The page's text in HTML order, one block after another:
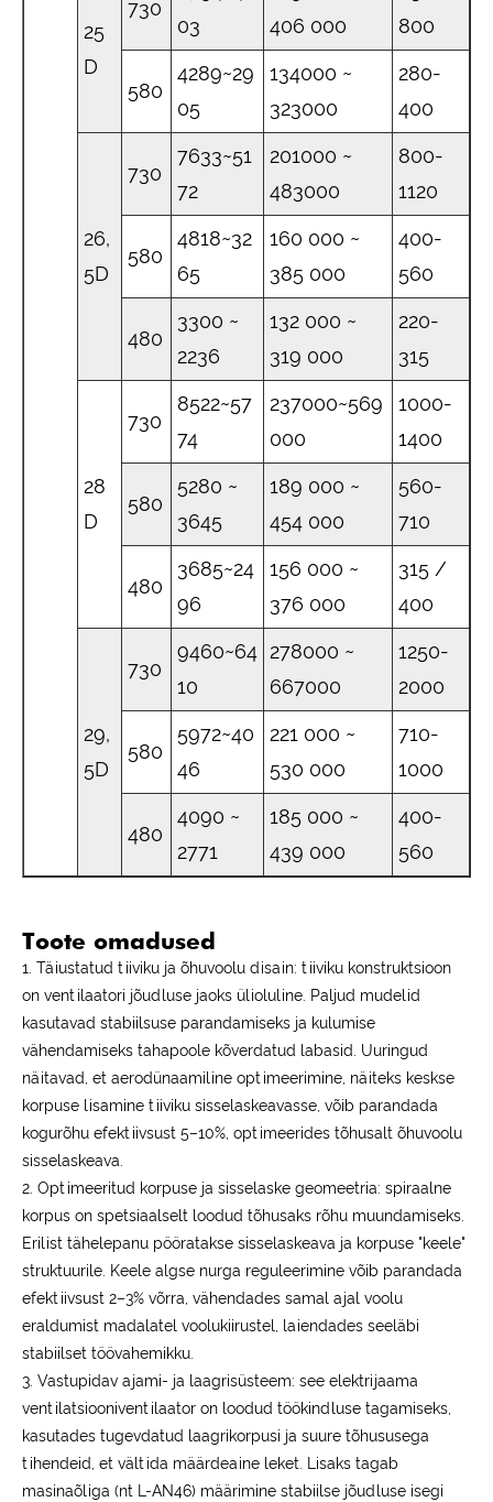
25
D
730
03
406 000
800
580
4289~29
05
134000 ~
323000
280-
400
26,
5D
730
7633~51
72
201000 ~
483000
800-
1120
580
4818~32
65
160 000 ~
385 000
400-
560
480
3300 ~
2236
132 000 ~
319 000
220-
315
28
D
730
8522~57
74
237000~569
000
1000-
1400
580
5280 ~
3645
189 000 ~
454 000
560-
710
480
3685~24
96
156 000 ~
376 000
315 /
400
29,
5D
730
9460~64
10
278000 ~
667000
1250-
2000
580
5972~40
46
221 000 ~
530 000
710-
1000
480
4090 ~
2771
185 000 ~
439 000
400-
560
Toote omadused
1. Täiustatud tiiviku ja õhuvoolu disain: tiiviku konstruktsioon
on ventilaatori jõudluse jaoks ülioluline. Paljud mudelid
kasutavad stabiilsuse parandamiseks ja kulumise
vähendamiseks tahapoole kõverdatud labasid. Uuringud
näitavad, et aerodünaamiline optimeerimine, näiteks keskse
korpuse lisamine tiiviku sisselaskeavasse, võib parandada
kogurõhu efektiivsust 5–10%, optimeerides tõhusalt õhuvoolu
sisselaskeava.
2. Optimeeritud korpuse ja sisselaske geomeetria: spiraalne
korpus on spetsiaalselt loodud tõhusaks rõhu muundamiseks.
Erilist tähelepanu pööratakse sisselaskeava ja korpuse "keele"
struktuurile. Keele algse nurga reguleerimine võib parandada
efektiivsust 2–3% võrra, vähendades samal ajal voolu
eraldumist madalatel voolukiirustel, laiendades seeläbi
stabiilset töövahemikku.
3. Vastupidav ajami- ja laagrisüsteem: see elektrijaama
ventilatsiooniventilaator on loodud töökindluse tagamiseks,
kasutades tugevdatud laagrikorpusi ja suure tõhususega
tihendeid, et vältida määrdeaine leket. Lisaks tagab
masinaõliga (nt L-AN46) määrimine stabiilse jõudluse isegi